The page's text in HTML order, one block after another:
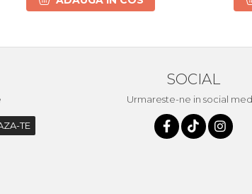
SOCIAL
Urmareste-ne in social